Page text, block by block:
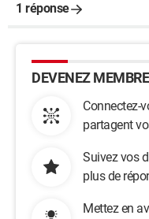
1 réponse
DEVENEZ
Connectez-
partagent
Suivez vos
plus de
Mettez en